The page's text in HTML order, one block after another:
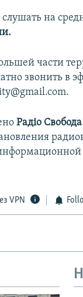
на
части
звонить в
Радіо
VPN